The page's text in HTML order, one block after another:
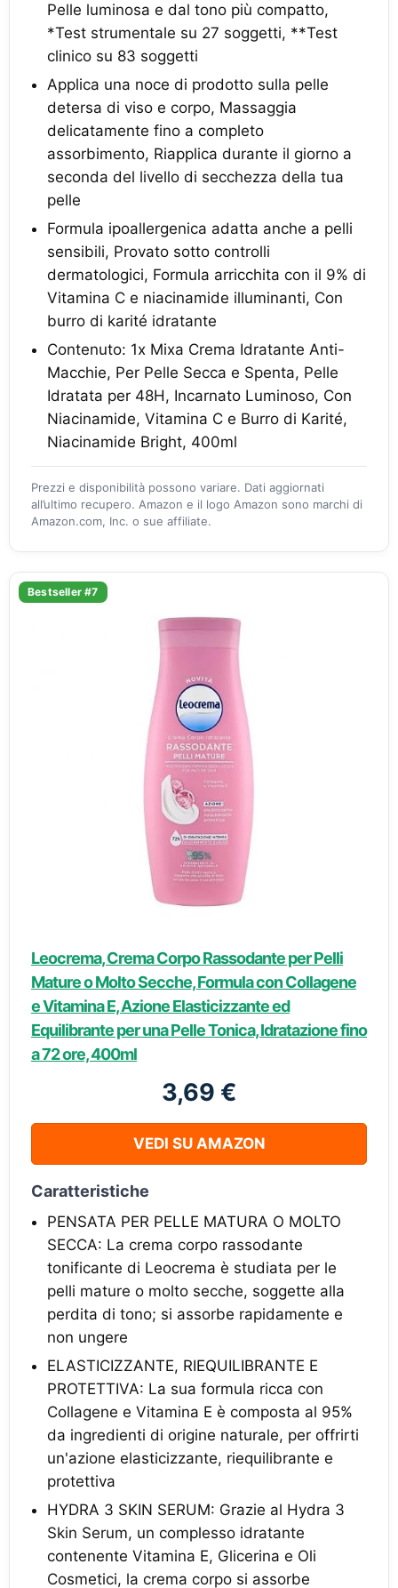
Pelle luminosa e dal tono più compatto,
*Test strumentale su 27 soggetti, **Test
clinico su 83 soggetti
Applica una noce di prodotto sulla pelle
detersa di viso e corpo, Massaggia
delicatamente fino a completo
assorbimento, Riapplica durante il giorno a
seconda del livello di secchezza della tua
pelle
Formula ipoallergenica adatta anche a pelli
sensibili, Provato sotto controlli
dermatologici, Formula arricchita con il 9% di
Vitamina C e niacinamide illuminanti, Con
burro di karité idratante
Contenuto: 1x Mixa Crema Idratante Anti-
Macchie, Per Pelle Secca e Spenta, Pelle
Idratata per 48H, Incarnato Luminoso, Con
Niacinamide, Vitamina C e Burro di Karité,
Niacinamide Bright, 400ml
Prezzi e disponibilità possono variare. Dati aggiornati
all’ultimo recupero. Amazon e il logo Amazon sono marchi di
Amazon.com, Inc. o sue affiliate.
Bestseller #7
Leocrema, Crema Corpo Rassodante per Pelli
Mature o Molto Secche, Formula con Collagene
e Vitamina E, Azione Elasticizzante ed
Equilibrante per una Pelle Tonica, Idratazione fino
a 72 ore, 400ml
3,69 €
VEDI SU AMAZON
Caratteristiche
PENSATA PER PELLE MATURA O MOLTO
SECCA: La crema corpo rassodante
tonificante di Leocrema è studiata per le
pelli mature o molto secche, soggette alla
perdita di tono; si assorbe rapidamente e
non ungere
ELASTICIZZANTE, RIEQUILIBRANTE E
PROTETTIVA: La sua formula ricca con
Collagene e Vitamina E è composta al 95%
da ingredienti di origine naturale, per offrirti
un'azione elasticizzante, riequilibrante e
protettiva
HYDRA 3 SKIN SERUM: Grazie al Hydra 3
Skin Serum, un complesso idratante
contenente Vitamina E, Glicerina e Oli
Cosmetici, la crema corpo si assorbe